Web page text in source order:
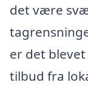
det være
er det
tilbud fra